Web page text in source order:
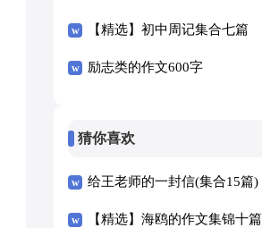
【精选】初中周记集合七篇
励志类的作文600字
猜你喜欢
给王老师的一封信(集合15篇)
【精选】海鸥的作文集锦十篇